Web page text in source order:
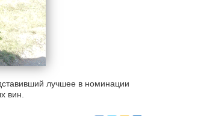
лучшее в номинации
вин.